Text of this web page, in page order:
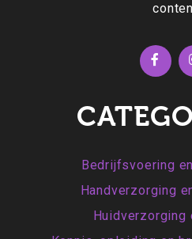
Bedrijfsvoering
Handverzorging
Huidverzorging